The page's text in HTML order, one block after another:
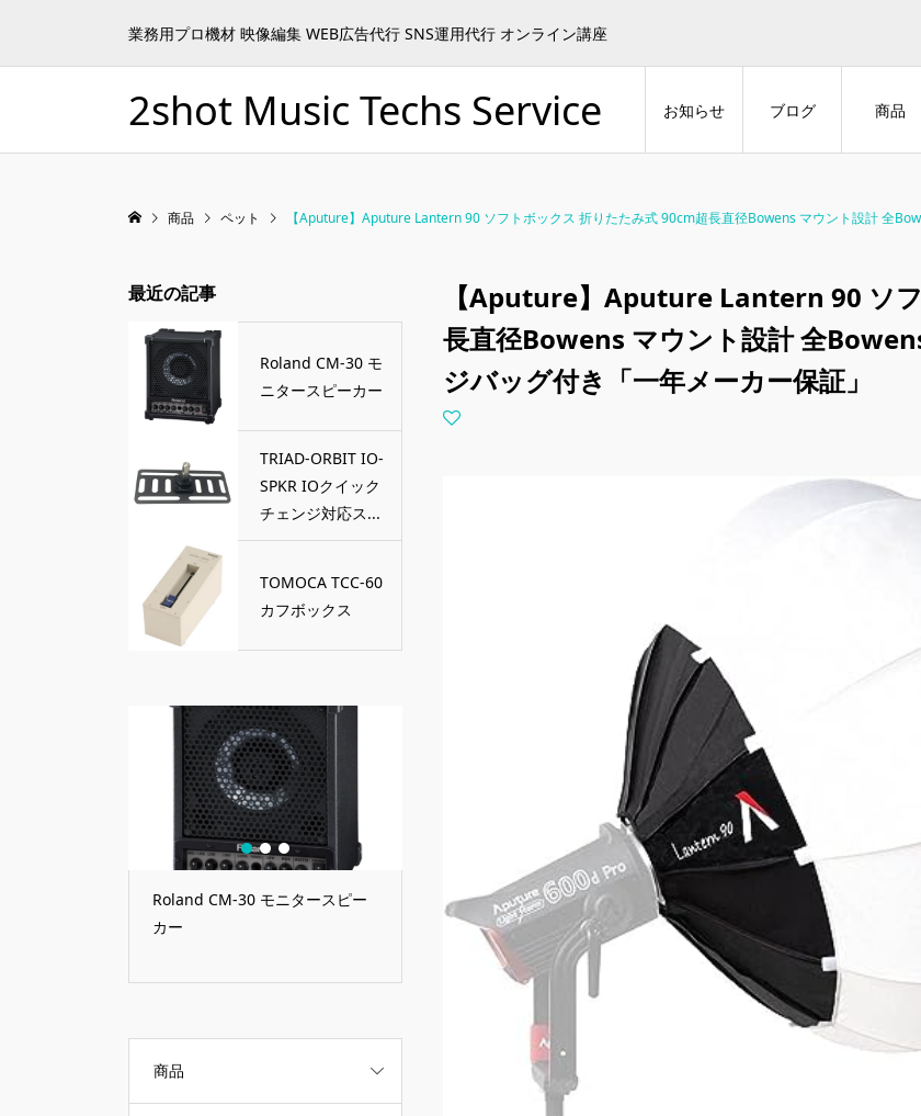
業務用プロ機材 映像編集 WEB広告代行 SNS運用代行 オンライン講座
2shot Music Techs Service お知らせ ブログ 商品
商品 ペット 【Aputure】Aputure Lantern 90 ソフトボックス 折りたたみ式 90cm超長直径Bowens マウント設計 全
【Aputure】Aputure Lantern 90 ソ
長直径Bowens マウント設計 全
ジバッグ付き「一年メーカー保証」
最近の記事
Roland CM-30 モ
ニタースピーカー
TRIAD-ORBIT IO-
SPKR IOクイック
チェンジ対応ス...
TOMOCA TCC-60
カフボックス
Roland CM-30 モニタースピー
カー
TRIAD-ORBIT IO-SPKR IOクイ
ックチェンジ対応スピーカーマ
ウントプレート
TOMOCA TCC-60 カフボックス
1 2 3
商品